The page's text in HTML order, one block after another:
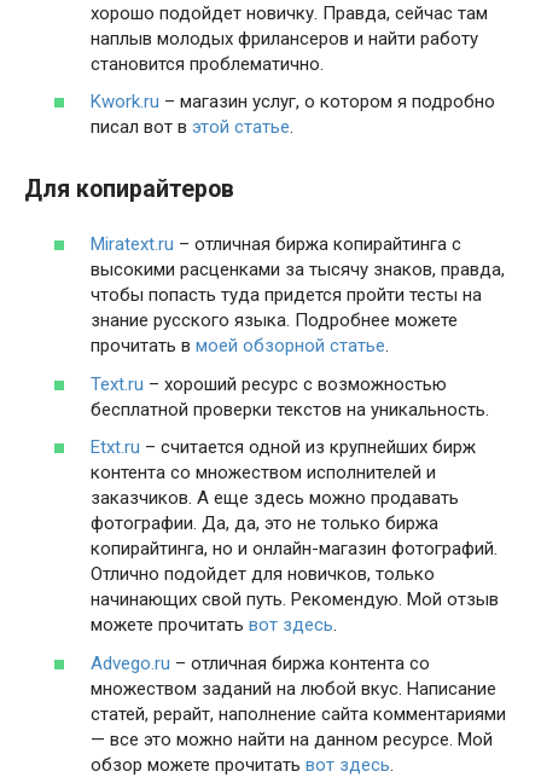
хорошо подойдет новичку. Правда, сейчас там
наплыв молодых фрилансеров и найти работу
становится проблематично.
Kwork.ru – магазин услуг, о котором я подробно
писал вот в этой статье.
Для копирайтеров
Miratext.ru – отличная биржа копирайтинга с
высокими расценками за тысячу знаков, правда,
чтобы попасть туда придется пройти тесты на
знание русского языка. Подробнее можете
прочитать в моей обзорной статье.
Text.ru – хороший ресурс с возможностью
бесплатной проверки текстов на уникальность.
Etxt.ru – считается одной из крупнейших бирж
контента со множеством исполнителей и
заказчиков. А еще здесь можно продавать
фотографии. Да, да, это не только биржа
копирайтинга, но и онлайн-магазин фотографий.
Отлично подойдет для новичков, только
начинающих свой путь. Рекомендую. Мой отзыв
можете прочитать вот здесь.
Advego.ru – отличная биржа контента со
множеством заданий на любой вкус. Написание
статей, рерайт, наполнение сайта комментариями
— все это можно найти на данном ресурсе. Мой
обзор можете прочитать вот здесь